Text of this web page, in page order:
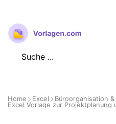
Zum
Inhalt
springen
Home Excel
Büroorganisation
Excel Vorlage zur Projektplanung